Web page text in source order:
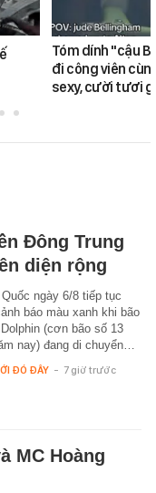
Tóm dính "cậu
đi công viên
sexy, cười tươi
Đông Trung
diện rộng
ngày 6/8 tiếp tục
báo màu xanh khi bão
(cơn bão số 13
nay) đang di chuyển…
ĐÓ ĐÂY - 7 giờ trước
MC Hoàng